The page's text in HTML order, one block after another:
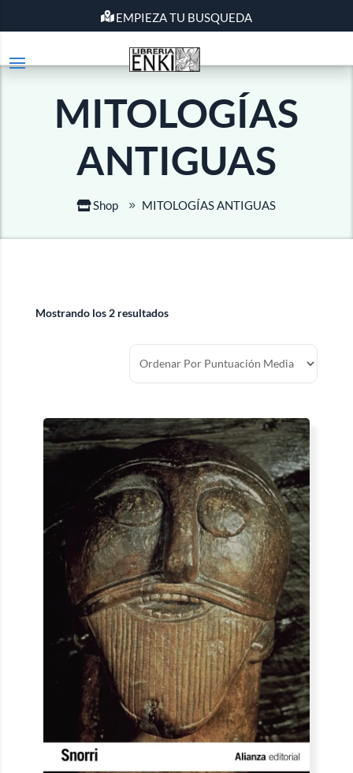
EMPIEZA TU BUSQUEDA
MITOLOGÍAS
ANTIGUAS
Shop MITOLOGÍAS ANTIGUAS
Mostrando los 2 resultados